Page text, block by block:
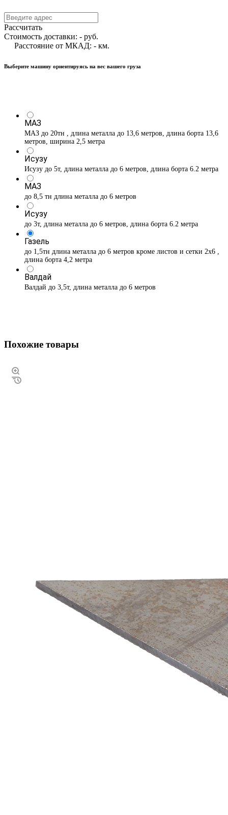
Рассчитать
Стоимость доставки: - руб.
Расстояние от МКАД: - км.
Выберите машину ориентируясь на вес вашего груза
МАЗ
МАЗ до 20тн , длина металла до 13,6 метров, длина борта 13,6
метров, ширина 2,5 метра
Исузу
Исузу до 5т, длина металла до 6 метров, длина борта 6.2 метра
МАЗ
до 8,5 тн длина металла до 6 метров
Исузу
до 3т, длина металла до 6 метров, длина борта 6.2 метра
Газель
до 1,5тн длина металла до 6 метров кроме листов и сетки 2х6 ,
длина борта 4,2 метра
Валдай
Валдай до 3,5т, длина металла до 6 метров
Похожие товары